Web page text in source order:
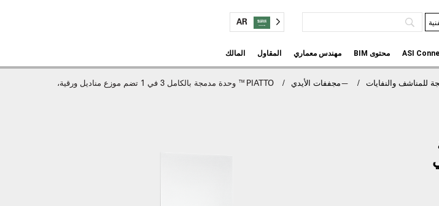
AR
ASI محتوى BIM مهندس معماري المقاول المالك
للمناشف والنفايات —مجففات الأيدي
PIATTO™ وحدة مدمجة بالكامل 3 في 1 تضم موزع مناديل ورقية،